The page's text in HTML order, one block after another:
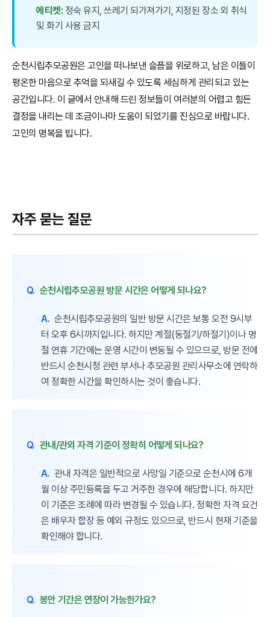
에티켓:정숙 유지, 쓰레기 되가져가기, 지정된 장소 외 취식
및 화기 사용 금지
순천시립추모공원은 고인을 떠나보낸 슬픔을 위로하고, 남은 이들이
평온한 마음으로 추억을 되새길 수 있도록 세심하게 관리되고 있는
공간입니다. 이 글에서 안내해 드린 정보들이 여러분의 어렵고 힘든
결정을 내리는 데 조금이나마 도움이 되었기를 진심으로 바랍니다.
고인의 명복을 빕니다.
자주 묻는 질문
Q. 순천시립추모공원 방문 시간은 어떻게 되나요?
A. 순천시립추모공원의 일반 방문 시간은 보통 오전 9시부
터 오후 6시까지입니다. 하지만 계절(동절기/하절기)이나 명
절 연휴 기간에는 운영 시간이 변동될 수 있으므로, 방문 전에
반드시 순천시청 관련 부서나 추모공원 관리사무소에 연락하
여 정확한 시간을 확인하시는 것이 좋습니다.
Q. 관내/관외 자격 기준이 정확히 어떻게 되나요?
A. 관내 자격은 일반적으로 사망일 기준으로 순천시에 6개
월 이상 주민등록을 두고 거주한 경우에 해당합니다. 하지만
이 기준은 조례에 따라 변경될 수 있습니다. 정확한 자격 요건
은 배우자 합장 등 예외 규정도 있으므로, 반드시 현재 기준을
확인해야 합니다.
Q. 봉안 기간은 연장이 가능한가요?